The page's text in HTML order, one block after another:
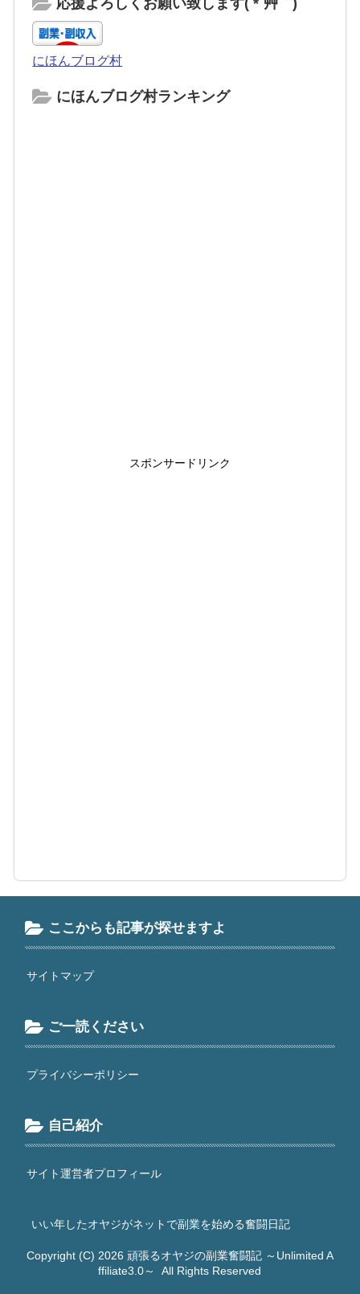
応援よろしくお願い致します( *´艸｀)
にほんブログ村
にほんブログ村ランキング
スポンサードリンク
ここからも記事が探せますよ
サイトマップ
ご一読ください
プライバシーポリシー
自己紹介
サイト運営者プロフィール
いい年したオヤジがネットで副業を始める奮闘日記
Copyright (C) 2026 頑張るオヤジの副業奮闘記 ～Unlimited A
ffiliate3.0～
All Rights Reserved